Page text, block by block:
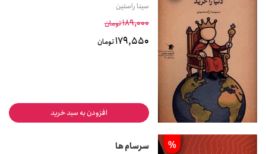
سینا راستین
189,000تومان
179,550تومان
افزودن به سبد خرید
%
سرسام ها